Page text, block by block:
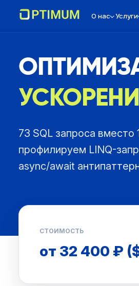
О нас Услуги
73 SQL запроса
профилируем LINQ-
async/await
СТОИМОСТЬ
от 32 400 ₽